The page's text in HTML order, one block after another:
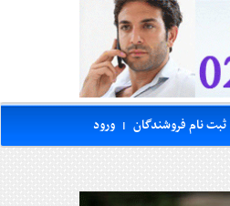
ورود | ثبت نام فروشندگان